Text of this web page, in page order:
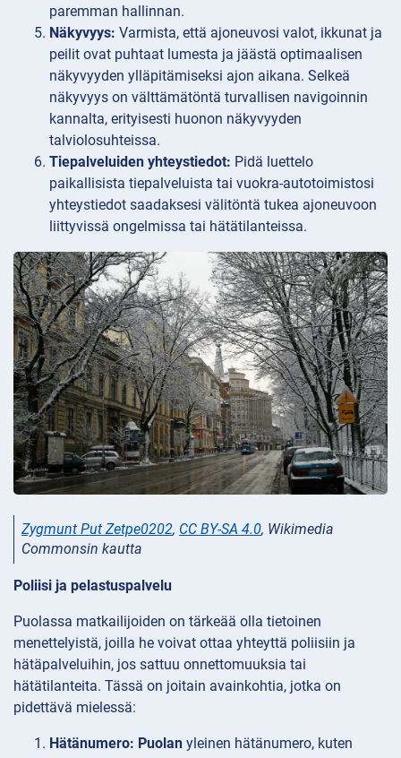
paremman hallinnan.
Näkyvyys: Varmista, että ajoneuvosi valot, ikkunat ja
peilit ovat puhtaat lumesta ja jäästä optimaalisen
näkyvyyden ylläpitämiseksi ajon aikana. Selkeä
näkyvyys on välttämätöntä turvallisen navigoinnin
kannalta, erityisesti huonon näkyvyyden
talviolosuhteissa.
Tiepalveluiden yhteystiedot: Pidä luettelo
paikallisista tiepalveluista tai vuokra-autotoimistosi
yhteystiedot saadaksesi välitöntä tukea ajoneuvoon
liittyvissä ongelmissa tai hätätilanteissa.
Zygmunt Put Zetpe0202, CC BY-SA 4.0, Wikimedia
Commonsin kautta
Poliisi ja pelastuspalvelu
Puolassa matkailijoiden on tärkeää olla tietoinen
menettelyistä, joilla he voivat ottaa yhteyttä poliisiin ja
hätäpalveluihin, jos sattuu onnettomuuksia tai
hätätilanteita. Tässä on joitain avainkohtia, jotka on
pidettävä mielessä:
Hätänumero: Puolan yleinen hätänumero, kuten